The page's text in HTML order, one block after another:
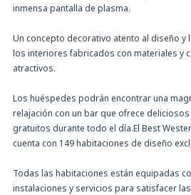
inmensa pantalla de plasma.
Un concepto decorativo atento al diseño y
los interiores fabricados con materiales y
atractivos.
Los huéspedes podrán encontrar una
relajación con un bar que ofrece
gratuitos durante todo el día.El Best
cuenta con 149 habitaciones de diseño
Todas las habitaciones están equipadas
instalaciones y servicios para satisfacer